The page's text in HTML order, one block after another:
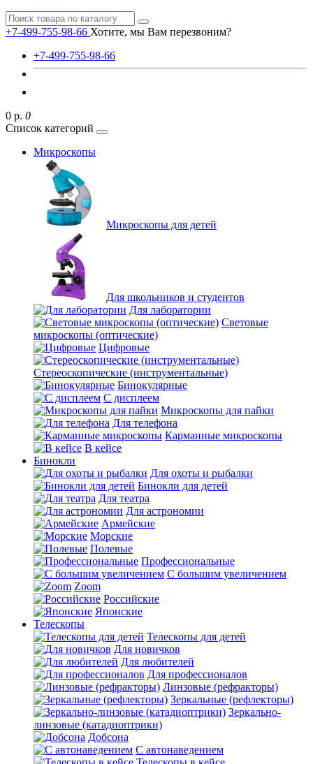
+7-499-755-98-66 Хотите, мы Вам перезвоним?
+7-499-755-98-66
0 р. 0
Список категорий
Микроскопы
Микроскопы для детей
Для школьников и студентов
Для лаборатории
Световые
микроскопы (оптические)
Цифровые
Стереоскопические (инструментальные)
Бинокулярные
С дисплеем
Микроскопы для пайки
Для телефона
Карманные микроскопы
В кейсе
Бинокли
Для охоты и рыбалки
Бинокли для детей
Для театра
Для астрономии
Армейские
Морские
Полевые
Профессиональные
С большим увеличением
Zoom
Российские
Японские
Телескопы
Телескопы для детей
Для новичков
Для любителей
Для профессионалов
Линзовые (рефракторы)
Зеркальные (рефлекторы)
Зеркально-
линзовые (катадиоптрики)
Добсона
С автонаведением